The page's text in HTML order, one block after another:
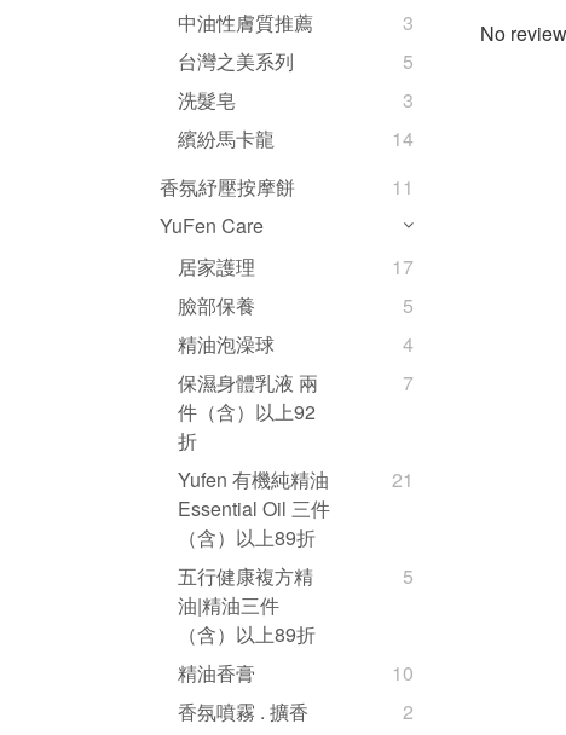
中油性膚質推薦
3
台灣之美系列
5
洗髮皂
3
繽紛馬卡龍
14
香氛紓壓按摩餅
11
YuFen Care
居家護理
17
臉部保養
5
精油泡澡球
4
保濕身體乳液 兩
件（含）以上92
折
7
Yufen 有機純精油
Essential Oil 三件
（含）以上89折
21
五行健康複方精
油|精油三件
（含）以上89折
5
精油香膏
10
香氛噴霧 . 擴香
2
No